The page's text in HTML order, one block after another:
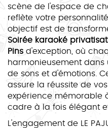
scène de l'espace de
reflète votre
objectif est de
Soirée karaoké
Pins d'exception, où
harmonieusement dans
de sons et d'émotions.
assure la réussite de
expérience mémorable
cadre à la fois élégant
L'engagement de LE